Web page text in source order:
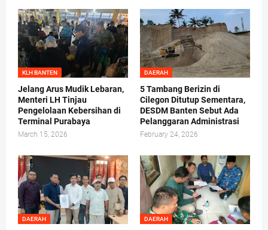
KLH BANTEN
Jelang Arus Mudik Lebaran,
Menteri LH Tinjau
Pengelolaan Kebersihan di
Terminal Purabaya
March 15, 2026
DAERAH
5 Tambang Berizin di
Cilegon Ditutup Sementara,
DESDM Banten Sebut Ada
Pelanggaran Administrasi
February 24, 2026
DAERAH DAERAH